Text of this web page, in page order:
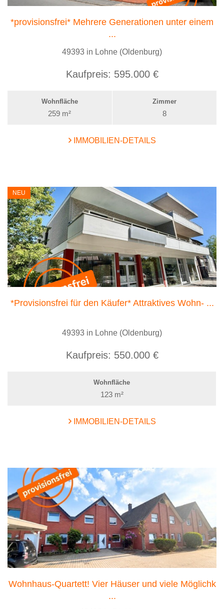
*provisionsfrei* Mehrere Generationen unter einem
...
49393 in Lohne (Oldenburg)
Kaufpreis: 595.000 €
Wohnfläche
259 m²
Zimmer
8
IMMOBILIEN-DETAILS
NEU
*Provisionsfrei für den Käufer* Attraktives Wohn- ...
49393 in Lohne (Oldenburg)
Kaufpreis: 550.000 €
Wohnfläche
123 m²
IMMOBILIEN-DETAILS
Wohnhaus-Quartett! Vier Häuser und viele Möglichk
...